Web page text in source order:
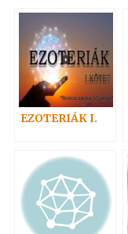
EZOTERIÁK I.